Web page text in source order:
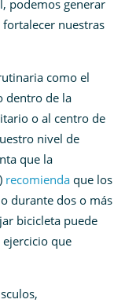
podemos generar
nuestras
como el
dentro de la
o al centro de
nivel de
que la
recomienda que los
durante dos o más
bicicleta puede
que